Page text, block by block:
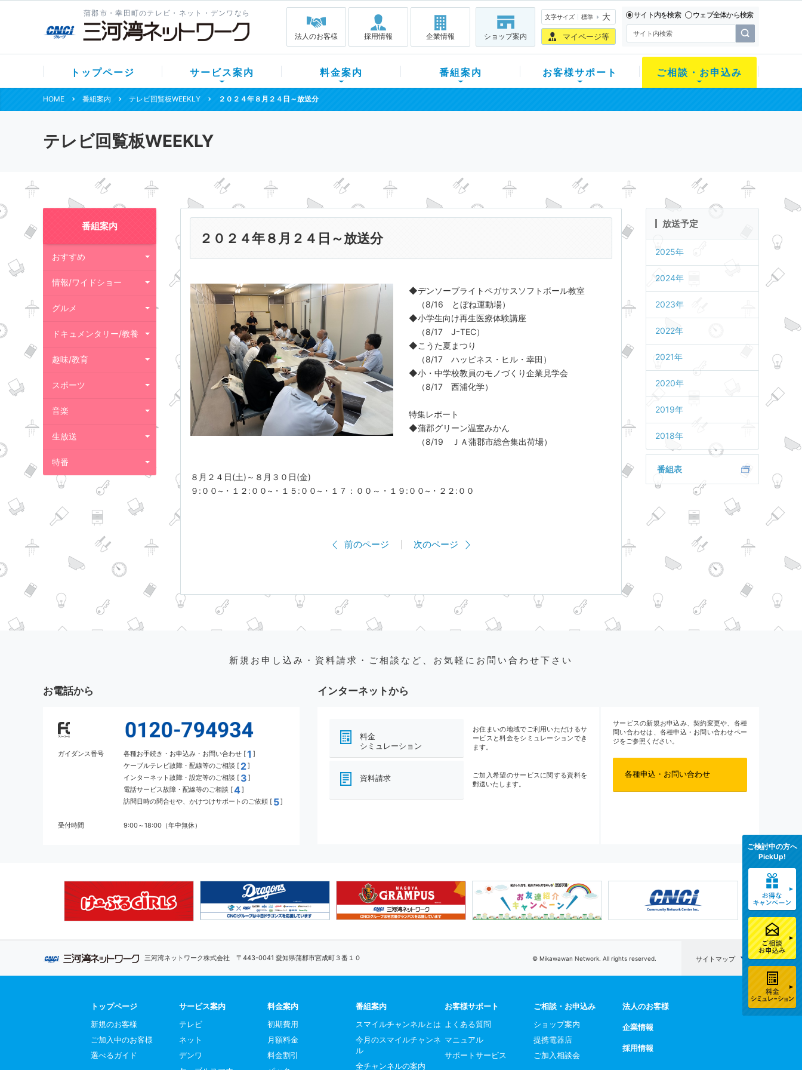
蒲郡市・幸田町のテレビ・ネット・デンワなら
法人のお客様 採用情報 企業情報 ショップ案内
文字サイズ 標準 大
マイページ等
サイト内を検索 ウェブ全体から検索
トップページ サービス案内 料金案内 番組案内 お客様サポート ご相談・お申込み
HOME 番組案内 テレビ回覧板WEEKLY ２０２４年８月２４日～放送分
テレビ回覧板WEEKLY
番組案内
おすすめ
情報/ワイドショー
グルメ
ドキュメンタリー/教養
趣味/教育
スポーツ
音楽
生放送
特番
２０２４年８月２４日～放送分
◆デンソーブライトペガサスソフトボール教室
（8/16 とぼね運動場）
◆小学生向け再生医療体験講座
（8/17 JｰTEC）
◆こうた夏まつり
（8/17 ハッピネス・ヒル・幸田）
◆小・中学校教員のモノづくり企業見学会
（8/17 西浦化学）
特集レポート
◆蒲郡グリーン温室みかん
（8/19 ＪＡ蒲郡市総合集出荷場）
８月２４日(土)～８月３０日(金)
９:００~・１２:００~・１５:００~・１７：００～・１９:００~・２２:００
前のページ 次のページ
放送予定
2025年
2024年
2023年
2022年
2021年
2020年
2019年
2018年
番組表
新規お申し込み・資料請求・ご相談など、お気軽にお問い合わせ下さい
お電話から
ガイダンス番号 各種お手続き・お申込み・お問い合わせ [1 ]
ケーブルテレビ故障・配線等のご相談 [ 2]
インターネット故障・設定等のご相談 [ 3 ]
電話サービス故障・配線等のご相談 [4]
訪問日時の問合せや、かけつけサポートのご依頼 [ 5]
受付時間 9:00～18:00（年中無休）
インターネットから
料金
シミュレーション
お住まいの地域でご利用いただけるサ
ービスと料金をシミュレーションでき
ます。
資料請求
ご加入希望のサービスに関する資料を
郵送いたします。
サービスの新規お申込み、契約変更や、各種
問い合わせは、各種申込・お問い合わせペー
ジをご参照ください。
各種申込・お問い合わせ
三河湾ネットワーク株式会社 〒443-0041 愛知県蒲郡市宮成町３番１０ © Mikawawan Network. All rights reserved. サイトマップ
トップページ
新規のお客様
ご加入中のお客様
選べるガイド
サービス案内
テレビ
ネット
デンワ
料金案内
初期費用
月額料金
料金割引
番組案内
スマイルチャンネルとは
今月のスマイルチャンネ
ル
全チャンネルの案内
お客様サポート
よくある質問
マニュアル
サポートサービス
ご相談・お申込み
ショップ案内
提携電器店
ご加入相談会
法人のお客様
企業情報
採用情報
ご検討中の方へ
PickUp!